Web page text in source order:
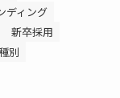
ディング
新卒採用
別